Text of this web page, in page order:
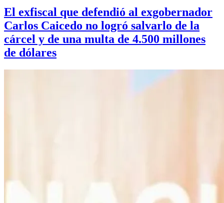
El exfiscal que defendió al exgobernador
Carlos Caicedo no logró salvarlo de la
cárcel y de una multa de 4.500 millones
de dólares